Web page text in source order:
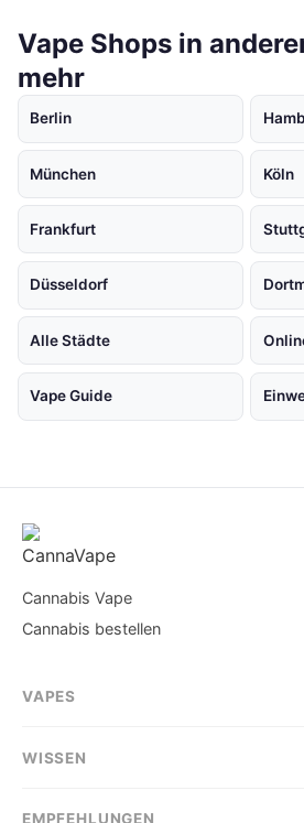
Vape Shops in
mehr
Berlin
München Köln
Frankfurt
Düsseldorf
Alle Städte
Vape Guide
Cannabis Vape
Cannabis bestellen
VAPES
WISSEN
EMPFEHLUNGEN